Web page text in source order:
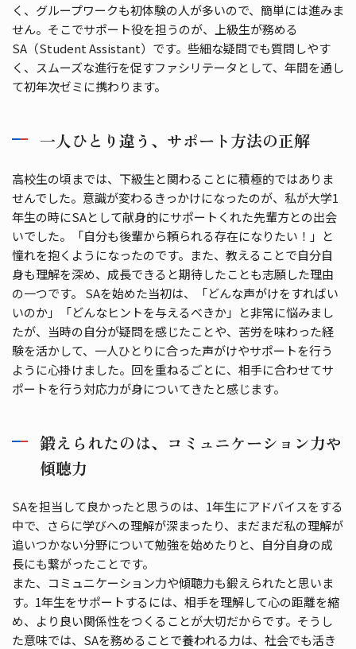
く、グループワークも初体験の人が多いので、簡単には進みま
せん。そこでサポート役を担うのが、上級生が務める
SA（Student Assistant）です。些細な疑問でも質問しやす
く、スムーズな進行を促すファシリテータとして、年間を通し
て初年次ゼミに携わります。
一人ひとり違う、サポート方法の正解
高校生の頃までは、下級生と関わることに積極的ではありま
せんでした。意識が変わるきっかけになったのが、私が大学1
年生の時にSAとして献身的にサポートくれた先輩方との出会
いでした。「自分も後輩から頼られる存在になりたい！」と
憧れを抱くようになったのです。また、教えることで自分自
身も理解を深め、成長できると期待したことも志願した理由
の一つです。 SAを始めた当初は、「どんな声がけをすればい
いのか」「どんなヒントを与えるべきか」と非常に悩みまし
たが、当時の自分が疑問を感じたことや、苦労を味わった経
験を活かして、一人ひとりに合った声がけやサポートを行う
ように心掛けました。回を重ねるごとに、相手に合わせてサ
ポートを行う対応力が身についてきたと感じます。
鍛えられたのは、コミュニケーション力や
傾聴力
SAを担当して良かったと思うのは、1年生にアドバイスをする
中で、さらに学びへの理解が深まったり、まだまだ私の理解が
追いつかない分野について勉強を始めたりと、自分自身の成
長にも繋がったことです。
また、コミュニケーション力や傾聴力も鍛えられたと思いま
す。1年生をサポートするには、相手を理解して心の距離を縮
め、より良い関係性をつくることが大切だからです。そうし
た意味では、SAを務めることで養われる力は、社会でも活き